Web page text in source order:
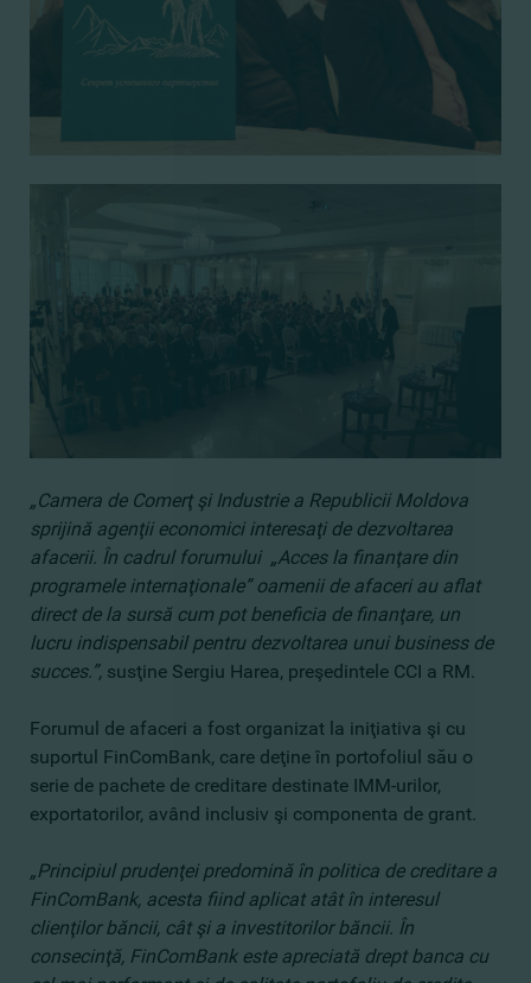
„Camera de Comerţ şi Industrie a Republicii Moldova
sprijină agenţii economici interesaţi de dezvoltarea
afacerii. În cadrul forumului „Acces la finanţare din
programele internaţionale” oamenii de afaceri au aflat
direct de la sursă cum pot beneficia de finanţare, un
lucru indispensabil pentru dezvoltarea unui business de
succes.”, susţine Sergiu Harea, preşedintele CCI a RM.
Forumul de afaceri a fost organizat la iniţiativa şi cu
suportul FinComBank, care deţine în portofoliul său o
serie de pachete de creditare destinate IMM-urilor,
exportatorilor, având inclusiv şi componenta de grant.
„Principiul prudenţei predomină în politica de creditare a
FinComBank, acesta fiind aplicat atât în interesul
clienţilor băncii, cât şi a investitorilor băncii. În
consecinţă, FinComBank este apreciată drept banca cu